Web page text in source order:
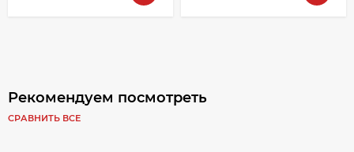
Рекомендуем посмотреть
СРАВНИТЬ ВСЕ